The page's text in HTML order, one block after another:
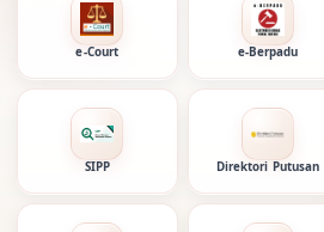
e-Court e-Berpadu
SIPP Direktori Putusan